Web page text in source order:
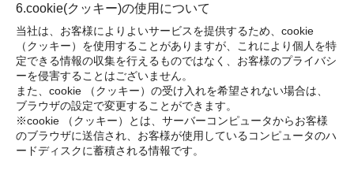
6.cookie(クッキー)の使用について
当社は、お客様によりよいサービスを提供するため、cookie
（クッキー）を使用することがありますが、これにより個人を特
定できる情報の収集を行えるものではなく、お客様のプライバシ
ーを侵害することはございません。
また、cookie （クッキー）の受け入れを希望されない場合は、
ブラウザの設定で変更することができます。
※cookie （クッキー）とは、サーバーコンピュータからお客様
のブラウザに送信され、お客様が使用しているコンピュータのハ
ードディスクに蓄積される情報です。